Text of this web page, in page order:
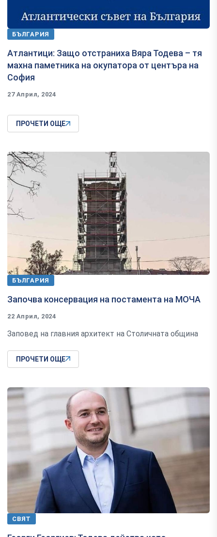
БЪЛГАРИЯ
Атлантици: Защо отстраниха Вяра Тодева – тя
махна паметника на окупатора от центъра на
София
27 Април, 2024
ПРОЧЕТИ ОЩЕ
БЪЛГАРИЯ
Започва консервация на постамента на МОЧА
22 Април, 2024
Заповед на главния архитект на Столичната община
ПРОЧЕТИ ОЩЕ
СВЯТ